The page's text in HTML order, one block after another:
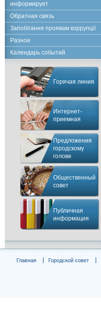
информирует
Обратная связь
Запобігання проявам коррупції
Разное
Календарь событий
Горячая линия
Интернет-
приемная
Предложения
городскому
голове
Общественный
совет
Публичная
информация
Главная Городской совет